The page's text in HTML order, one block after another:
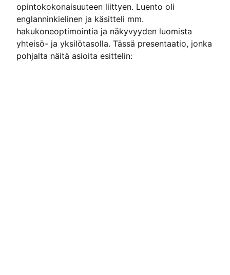
opintokokonaisuuteen liittyen. Luento oli
englanninkielinen ja käsitteli mm.
hakukoneoptimointia ja näkyvyyden luomista
yhteisö- ja yksilötasolla. Tässä presentaatio, jonka
pohjalta näitä asioita esittelin: